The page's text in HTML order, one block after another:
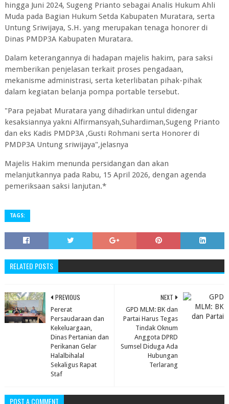
hingga Juni 2024, Sugeng Prianto sebagai Analis Hukum Ahli
Muda pada Bagian Hukum Setda Kabupaten Muratara, serta
Untung Sriwijaya, S.H. yang merupakan tenaga honorer di
Dinas PMDP3A Kabupaten Muratara.
Dalam keterangannya di hadapan majelis hakim, para saksi
memberikan penjelasan terkait proses pengadaan,
mekanisme administrasi, serta keterlibatan pihak-pihak
dalam kegiatan belanja pompa portable tersebut.
"Para pejabat Muratara yang dihadirkan untul didengar
kesaksiannya yakni Alfirmansyah,Suhardiman,Sugeng Prianto
dan eks Kadis PMDP3A ,Gusti Rohmani serta Honorer di
PMDP3A Untung sriwijaya",jelasnya
Majelis Hakim menunda persidangan dan akan
melanjutkannya pada Rabu, 15 April 2026, dengan agenda
pemeriksaan saksi lanjutan.*
TAGS:
RELATED POSTS
NEXT
GPD MLM: BK dan
Partai Harus Tegas
Tindak Oknum
Anggota DPRD
Sumsel Diduga Ada
Hubungan
Terlarang
PREVIOUS
Pererat
Persaudaraan dan
Kekeluargaan,
Dinas Pertanian dan
Perikanan Gelar
Halalbihalal
Sekaligus Rapat
Staf
POST A COMMENT